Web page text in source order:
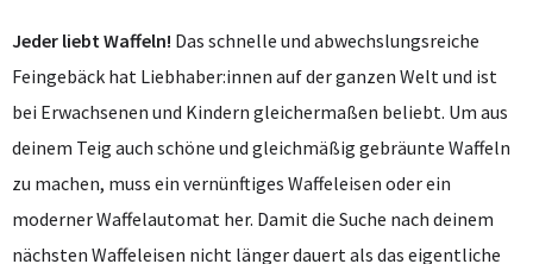
Jeder liebt Waffeln! Das schnelle und abwechslungsreiche
Feingebäck hat Liebhaber:innen auf der ganzen Welt und ist
bei Erwachsenen und Kindern gleichermaßen beliebt. Um aus
deinem Teig auch schöne und gleichmäßig gebräunte Waffeln
zu machen, muss ein vernünftiges Waffeleisen oder ein
moderner Waffelautomat her. Damit die Suche nach deinem
nächsten Waffeleisen nicht länger dauert als das eigentliche